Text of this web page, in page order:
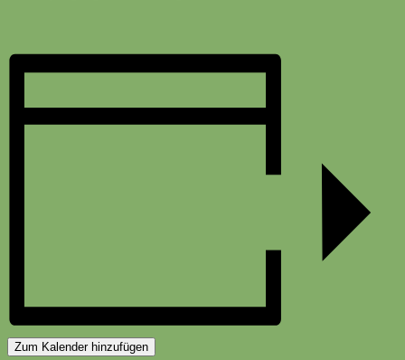
Zum Kalender hinzufügen